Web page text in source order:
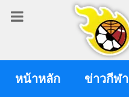
หน้าหลัก ข่าวกีฬา
เข้า